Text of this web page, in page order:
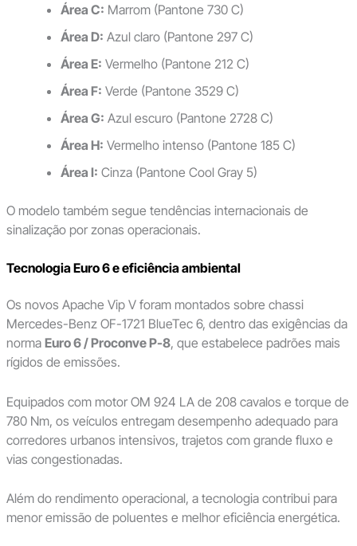
Área C: Marrom (Pantone 730 C)
Área D: Azul claro (Pantone 297 C)
Área E: Vermelho (Pantone 212 C)
Área F: Verde (Pantone 3529 C)
Área G: Azul escuro (Pantone 2728 C)
Área H: Vermelho intenso (Pantone 185 C)
Área I: Cinza (Pantone Cool Gray 5)
O modelo também segue tendências internacionais de
sinalização por zonas operacionais.
Tecnologia Euro 6 e eficiência ambiental
Os novos Apache Vip V foram montados sobre chassi
Mercedes-Benz OF-1721 BlueTec 6, dentro das exigências da
norma Euro 6 / Proconve P-8, que estabelece padrões mais
rígidos de emissões.
Equipados com motor OM 924 LA de 208 cavalos e torque de
780 Nm, os veículos entregam desempenho adequado para
corredores urbanos intensivos, trajetos com grande fluxo e
vias congestionadas.
Além do rendimento operacional, a tecnologia contribui para
menor emissão de poluentes e melhor eficiência energética.